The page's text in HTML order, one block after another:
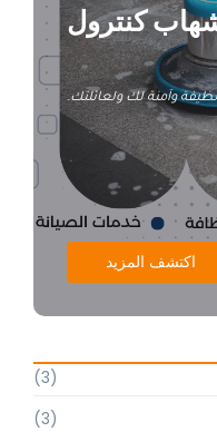
كنترول
وآمنة لك ولعائلتك.
اكتشف المزيد
(3)
(3)